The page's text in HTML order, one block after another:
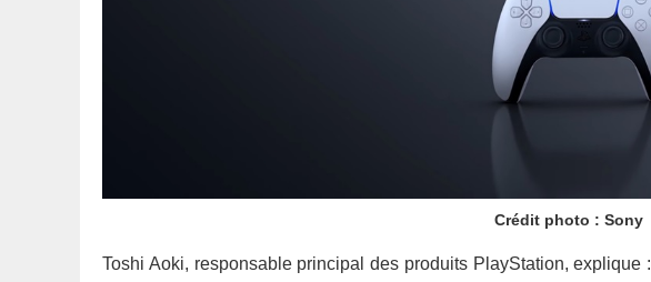
Crédit photo : Sony
Toshi Aoki, responsable principal des produits PlayStation, explique :